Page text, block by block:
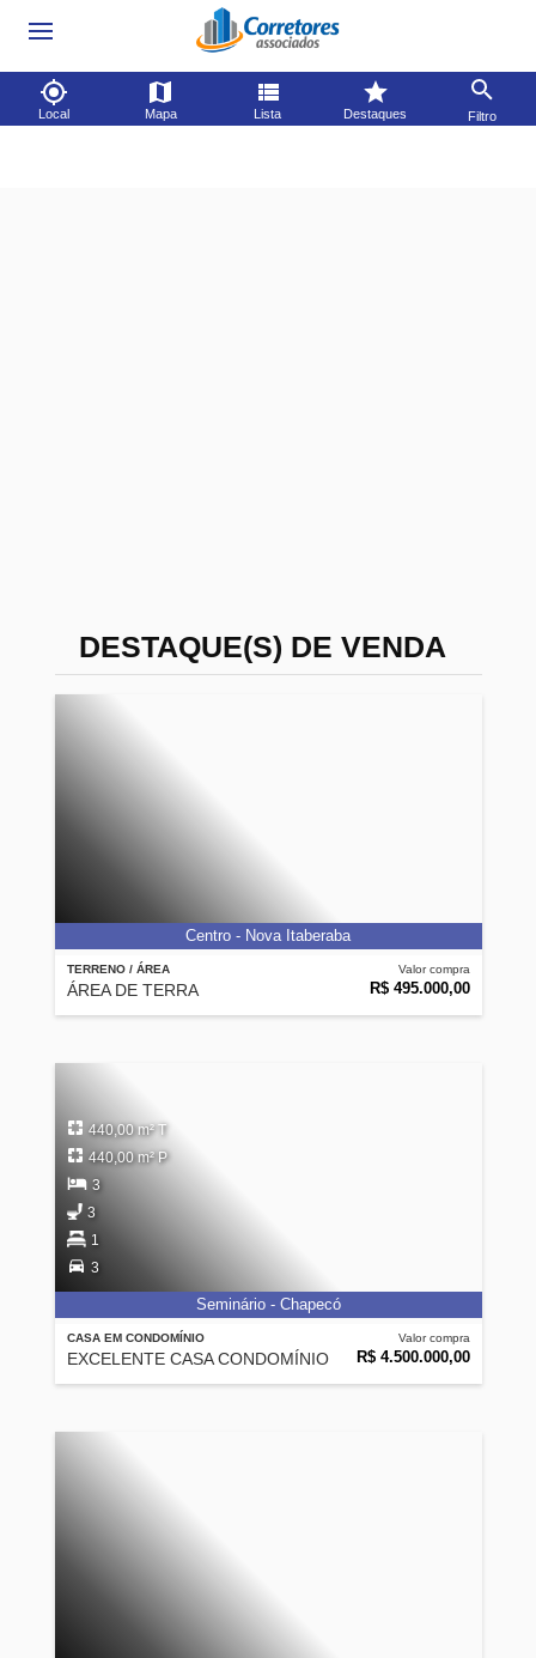
Local Mapa Lista Destaques Filtro
DESTAQUE(S) DE VENDA
TERRENO / ÁREA
ÁREA DE TERRA
Valor compra
R$ 495.000,00
Centro - Nova Itaberaba
CASA EM CONDOMÍNIO
EXCELENTE CASA CONDOMÍNIO
Valor compra
R$ 4.500.000,00
440,00 m² T
440,00 m² P
3
3
1
3
Seminário - Chapecó